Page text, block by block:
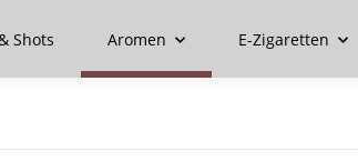
Shots Aromen E-Zigaretten